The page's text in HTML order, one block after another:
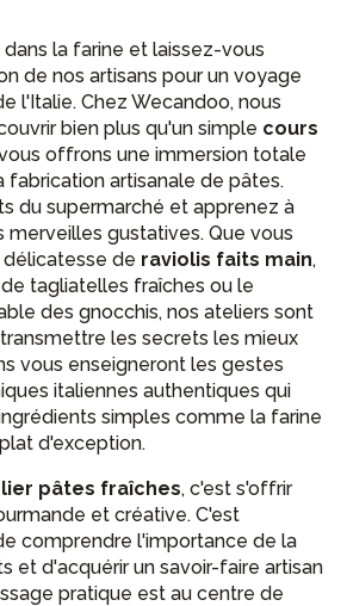
la farine et laissez-vous
de nos artisans pour un voyage
l'Italie. Chez Wecandoo, nous
bien plus qu'un simple cours
offrons une immersion totale
fabrication artisanale de pâtes.
du supermarché et apprenez à
merveilles gustatives. Que vous
de raviolis faits main,
tagliatelles fraîches ou le
des gnocchis, nos ateliers sont
les secrets les mieux
vous enseigneront les gestes
italiennes authentiques qui
simples comme la farine
d'exception.
pâtes fraîches, c'est s'offrir
et créative. C'est
comprendre l'importance de la
et d'acquérir un savoir-faire artisan
pratique est au centre de